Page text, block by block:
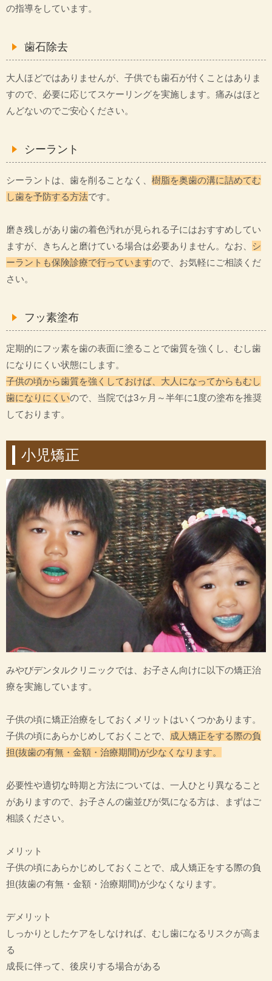
の指導をしています。
歯石除去
大人ほどではありませんが、子供でも歯石が付くことはありま
すので、必要に応じてスケーリングを実施します。痛みはほと
んどないのでご安心ください。
シーラント
シーラントは、歯を削ることなく、 樹脂を奥歯の溝に詰めてむ
し歯を予防する方法です。
磨き残しがあり歯の着色汚れが見られる子にはおすすめしてい
ますが、きちんと磨けている場合は必要ありません。なお、 シ
ーラントも保険診療で行っていますので、お気軽にご相談くだ
さい。
フッ素塗布
定期的にフッ素を歯の表面に塗ることで歯質を強くし、むし歯
になりにくい状態にします。
子供の頃から歯質を強くしておけば、大人になってからもむし
歯になりにくいので、当院では3ヶ月～半年に1度の塗布を推奨
しております。
小児矯正
みやびデンタルクリニックでは、お子さん向けに以下の矯正治
療を実施しています。
子供の頃に矯正治療をしておくメリットはいくつかあります。
子供の頃にあらかじめしておくことで、
成人矯正をする際の負
担(抜歯の有無・金額・治療期間)が少なくなります。
必要性や適切な時期と方法については、一人ひとり異なること
がありますので、お子さんの歯並びが気になる方は、まずはご
相談ください。
メリット
子供の頃にあらかじめしておくことで、成人矯正をする際の負
担(抜歯の有無・金額・治療期間)が少なくなります。
デメリット
しっかりとしたケアをしなければ、むし歯になるリスクが高ま
る
成長に伴って、後戻りする場合がある